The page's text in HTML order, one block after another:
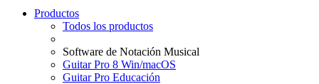
Productos
Todos los productos
Software de Notación Musical
Guitar Pro 8 Win/macOS
Guitar Pro Educación